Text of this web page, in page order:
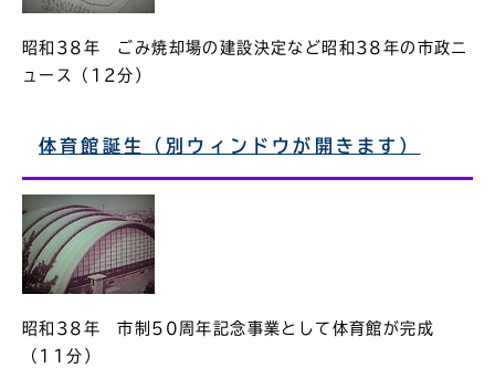
昭和38年 ごみ焼却場の建設決定など昭和38年の市政ニ
ュース（12分）
体育館誕生（別ウィンドウが開きます）
昭和38年 市制50周年記念事業として体育館が完成
（11分）